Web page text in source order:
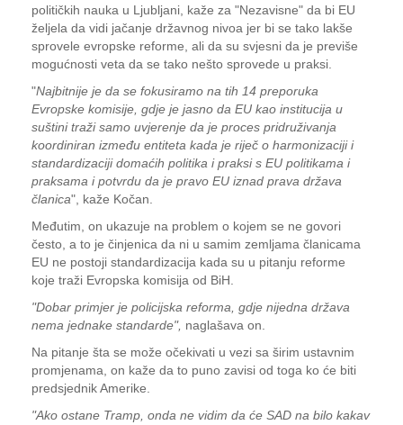
političkih nauka u Ljubljani, kaže za "Nezavisne" da bi EU
željela da vidi jačanje državnog nivoa jer bi se tako lakše
sprovele evropske reforme, ali da su svjesni da je previše
mogućnosti veta da se tako nešto sprovede u praksi.
"Najbitnije je da se fokusiramo na tih 14 preporuka
Evropske komisije, gdje je jasno da EU kao institucija u
suštini traži samo uvjerenje da je proces pridruživanja
koordiniran između entiteta kada je riječ o harmonizaciji i
standardizaciji domaćih politika i praksi s EU politikama i
praksama i potvrdu da je pravo EU iznad prava država
članica", kaže Kočan.
Međutim, on ukazuje na problem o kojem se ne govori
često, a to je činjenica da ni u samim zemljama članicama
EU ne postoji standardizacija kada su u pitanju reforme
koje traži Evropska komisija od BiH.
"Dobar primjer je policijska reforma, gdje nijedna država
nema jednake standarde", naglašava on.
Na pitanje šta se može očekivati u vezi sa širim ustavnim
promjenama, on kaže da to puno zavisi od toga ko će biti
predsjednik Amerike.
"Ako ostane Tramp, onda ne vidim da će SAD na bilo kakav